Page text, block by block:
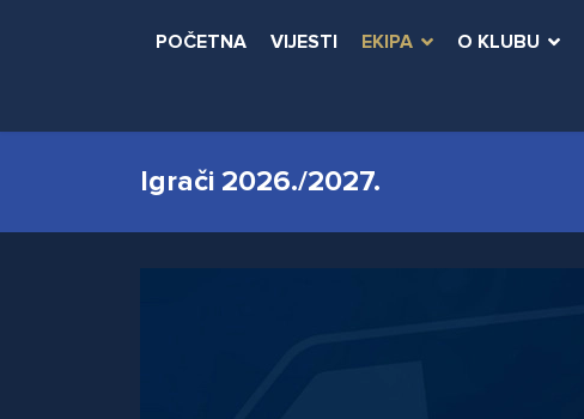
POČETNA VIJESTI EKIPA O KLUBU
Igrači 2026./2027.